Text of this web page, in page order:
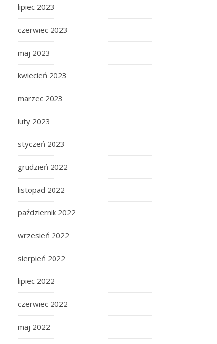
lipiec 2023
czerwiec 2023
maj 2023
kwiecień 2023
marzec 2023
luty 2023
styczeń 2023
grudzień 2022
listopad 2022
październik 2022
wrzesień 2022
sierpień 2022
lipiec 2022
czerwiec 2022
maj 2022